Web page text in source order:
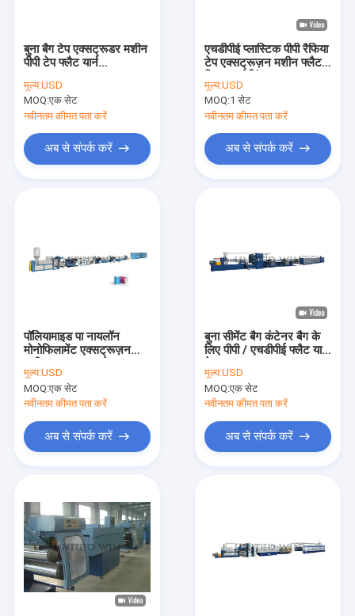
उत्पादों
वीडियो
हमारे बारे में
बुना बैग टेप एक्सट्रूडर मशीन
पीपी टेप फ्लैट यार्न
मूल्य:USD
MOQ:एक सेट
नवीनतम कीमत पता करें
अब से संपर्क करें
एचडीपीई प्लास्टिक पीपी रैफिया
टेप एक्सट्रूज़न मशीन फ्लैट
मूल्य:USD
MOQ:1 सेट
नवीनतम कीमत पता करें
अब से संपर्क करें
पॉलियामाइड पा नायलॉन
मोनोफिलामेंट एक्सट्रूज़न
210KW
मूल्य:USD
MOQ:एक सेट
नवीनतम कीमत पता करें
अब से संपर्क करें
बुना सीमेंट बैग कंटेनर बैग के
लिए पीपी / एचडीपीई फ्लैट यार्न
मूल्य:USD
MOQ:एक सेट
नवीनतम कीमत पता करें
अब से संपर्क करें